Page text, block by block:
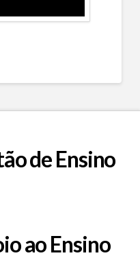
de Ensino
ao Ensino